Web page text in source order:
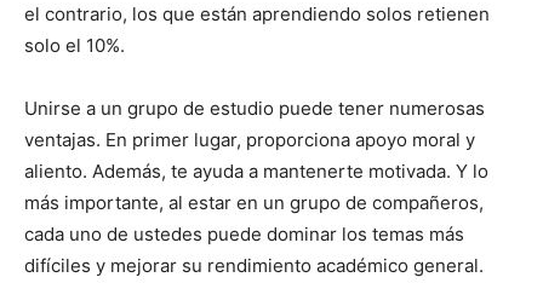
el contrario, los que están aprendiendo solos retienen
solo el 10%.
Unirse a un grupo de estudio puede tener numerosas
ventajas. En primer lugar, proporciona apoyo moral y
aliento. Además, te ayuda a mantenerte motivada. Y lo
más importante, al estar en un grupo de compañeros,
cada uno de ustedes puede dominar los temas más
difíciles y mejorar su rendimiento académico general.